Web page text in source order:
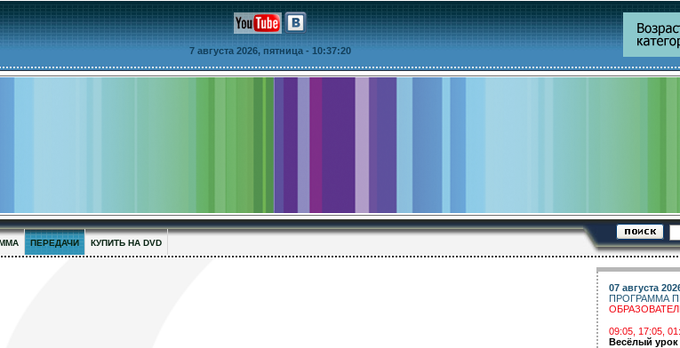
7 августа 2026, пятница - 10:37:20
ПЕРЕДАЧИ КУПИТЬ НА DVD
07 августа
ПРОГРАММА
09:05, 17:05,
Весёлый урок